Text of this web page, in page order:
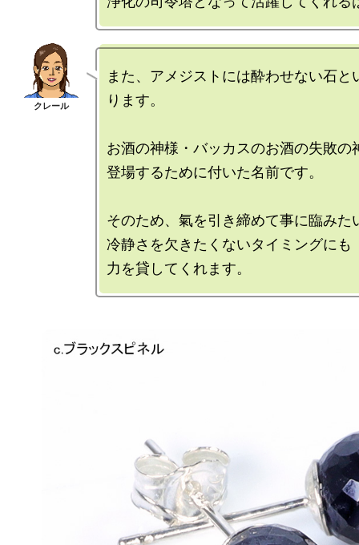
また、アメジストには酔わせない石と
ります。
お酒の神様・バッカスのお酒の失敗の
登場するために付いた名前です。
そのため、氣を引き締めて事に臨みた
冷静さを欠きたくないタイミングにも